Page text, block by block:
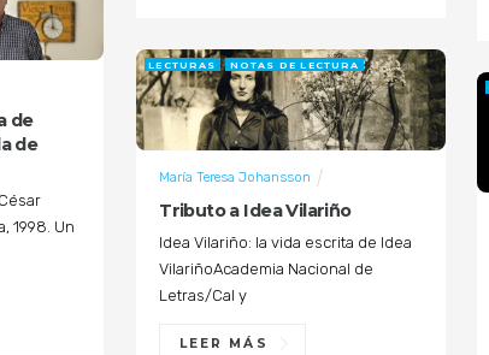
de
de
1998. Un
Tributo a Idea Vilariño
María Teresa Johansson
LECTURAS NOTAS DE LECTURA
Idea Vilariño: la vida escrita de Idea
VilariñoAcademia Nacional de
Letras/Cal y
LEER MÁS